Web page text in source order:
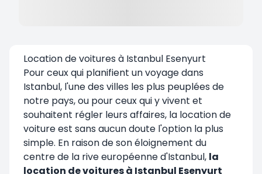
Location de voitures à Istanbul Esenyurt
Pour ceux qui planifient un voyage dans
Istanbul, l'une des villes les plus peuplées de
notre pays, ou pour ceux qui y vivent et
souhaitent régler leurs affaires, la location de
voiture est sans aucun doute l'option la plus
simple. En raison de son éloignement du
centre de la rive européenne d'Istanbul, la
location de voitures à Istanbul Esenyurt